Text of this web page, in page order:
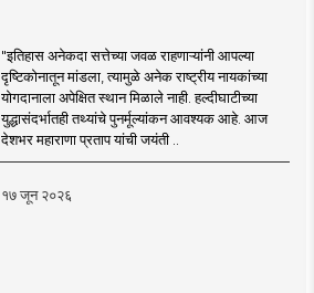
"इतिहास अनेकदा सत्तेच्या जवळ राहणाऱ्यांनी आपल्या
दृष्टिकोनातून मांडला, त्यामुळे अनेक राष्ट्रीय नायकांच्या
योगदानाला अपेक्षित स्थान मिळाले नाही. हल्दीघाटीच्या
युद्धासंदर्भातही तथ्यांचे पुनर्मूल्यांकन आवश्यक आहे. आज
देशभर महाराणा प्रताप यांची जयंती ..
१७ जून २०२६